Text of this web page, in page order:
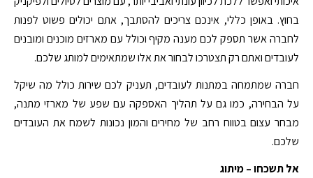
בחוץ. באופן כללי, אינכם צריכים להסתבך, אתם יכולים פשוט לפנות
לחברה אשר תספק לכם מענה מקיף וכולל עם מארזים מוכנים ומובנים
לעובדים ואתם רק תצטרכו לבחור את אלו שמתאימים למותג שלכם.
חברה שמתמחה במתנות לעובדים, תעניק לכם שירות כולל מה שיקל
על הבחירה, כמו גם על תהליך האספקה עם שפע של מארזי מתנה,
מבחר עצום בטווח רחב של מחירים והמון נכונות לשמח את העובדים
שלכם.
אל תשכחו – מיתוג